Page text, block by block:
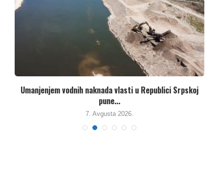
Umanjenjem vodnih naknada vlasti u Republici Srpskoj
pune...
7. Avgusta 2026.